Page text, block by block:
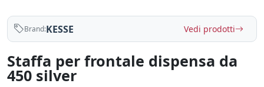
Brand:KESSE Vedi prodotti
Staffa per frontale dispensa da
450 silver